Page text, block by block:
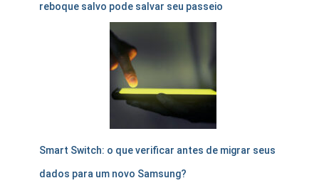
reboque salvo pode salvar seu passeio
Smart Switch: o que verificar antes de migrar seus
dados para um novo Samsung?